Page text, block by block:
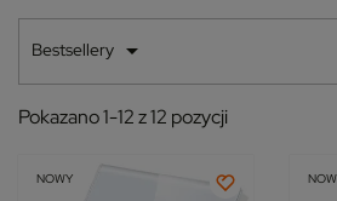
Bestsellery 
Pokazano 1-12 z 12 pozycji
NOWY